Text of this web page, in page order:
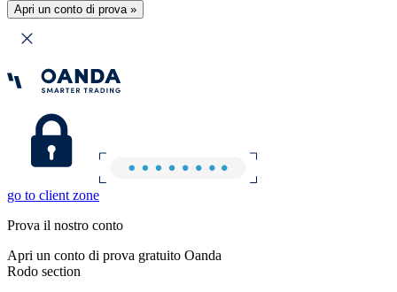
Apri un conto di prova »
go to client zone
Prova il nostro conto
Apri un conto di prova gratuito Oanda
Rodo section